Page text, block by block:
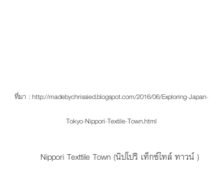
ที่มา : http://madebychrissied.blogspot.com/2016/06/Exploring-Japan-
Tokyo-Nippori-Textile-Town.html